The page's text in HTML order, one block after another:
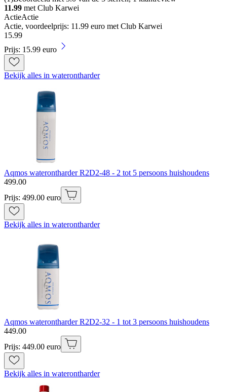
11.99 met Club Karwei
ActieActie
Actie, voordeelprijs: 11.99 euro met Club Karwei
15.99
Prijs: 15.99 euro
Bekijk alles in waterontharder
Aqmos waterontharder R2D2-48 - 2 tot 5 persoons huishoudens
499.00
Prijs: 499.00 euro
Bekijk alles in waterontharder
Aqmos waterontharder R2D2-32 - 1 tot 3 persoons huishoudens
449.00
Prijs: 449.00 euro
Bekijk alles in waterontharder